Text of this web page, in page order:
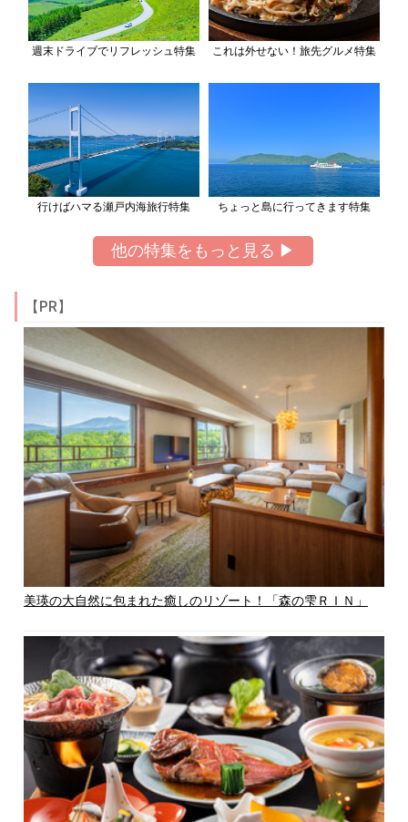
週末ドライブでリフレッシュ特集 これは外せない！旅先グルメ特集
行けばハマる瀬戸内海旅行特集 ちょっと島に行ってきます特集
他の特集をもっと見る ▶
【PR】
美瑛の大自然に包まれた癒しのリゾート！「森の雫ＲＩＮ」